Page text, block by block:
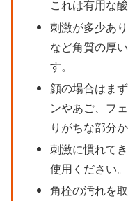
これは有用な
刺激が多少あ
など角質の厚
す。
顔の場合はま
ンやあご、フ
りがちな部分
刺激に慣れて
使用ください。
角栓の汚れを